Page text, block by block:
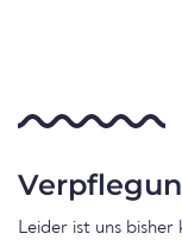
Leider ist uns